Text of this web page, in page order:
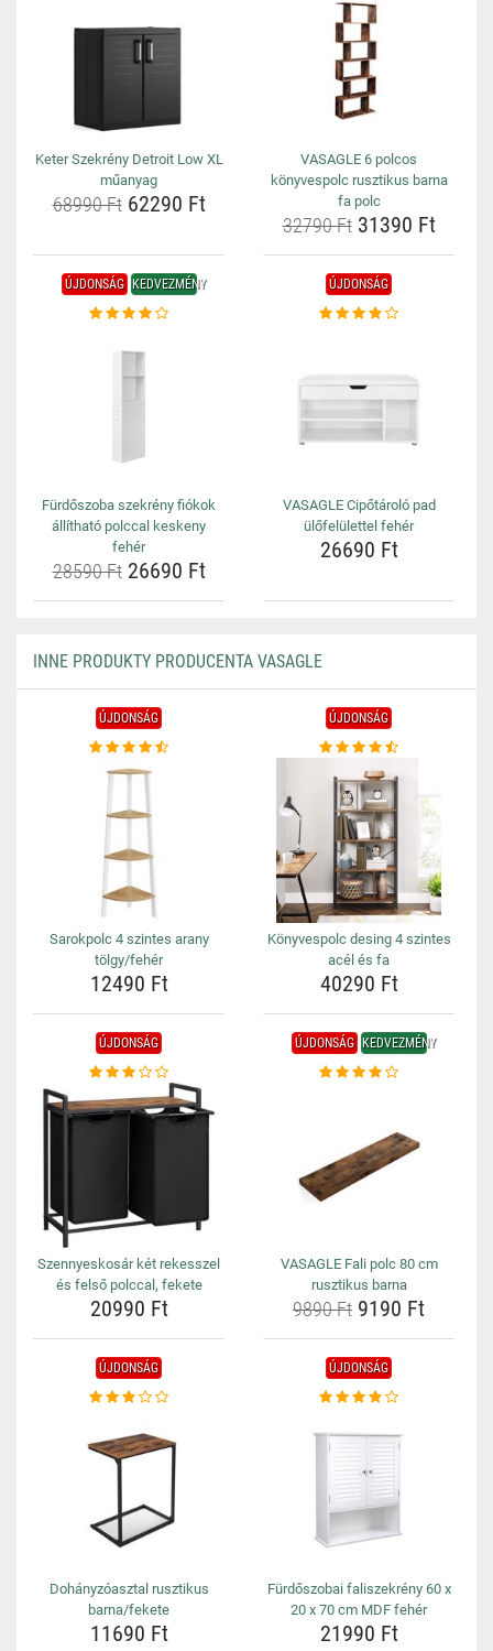
Keter Szekrény Detroit Low XL
műanyag
68990 Ft62290 Ft
VASAGLE 6 polcos
könyvespolc rusztikus barna
fa polc
32790 Ft31390 Ft
ÚJDONSÁG KEDVEZMÉNY
Fürdőszoba szekrény fiókok
állítható polccal keskeny
fehér
28590 Ft26690 Ft
ÚJDONSÁG
VASAGLE Cipőtároló pad
ülőfelülettel fehér
26690 Ft
INNE PRODUKTY PRODUCENTA VASAGLE
ÚJDONSÁG
Sarokpolc 4 szintes arany
tölgy/fehér
12490 Ft
ÚJDONSÁG
Könyvespolc desing 4 szintes
acél és fa
40290 Ft
ÚJDONSÁG
Szennyeskosár két rekesszel
és felső polccal, fekete
20990 Ft
ÚJDONSÁG KEDVEZMÉNY
VASAGLE Fali polc 80 cm
rusztikus barna
9890 Ft 9190 Ft
ÚJDONSÁG
Dohányzóasztal rusztikus
barna/fekete
11690 Ft
ÚJDONSÁG
Fürdőszobai faliszekrény 60 x
20 x 70 cm MDF fehér
21990 Ft